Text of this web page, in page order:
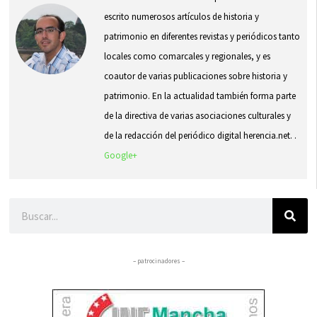
escrito numerosos artículos de historia y
patrimonio en diferentes revistas y periódicos tanto
locales como comarcales y regionales, y es
coautor de varias publicaciones sobre historia y
patrimonio. En la actualidad también forma parte
de la directiva de varias asociaciones culturales y
de la redacción del periódico digital herencia.net. .
Google+
– patrocinadores –